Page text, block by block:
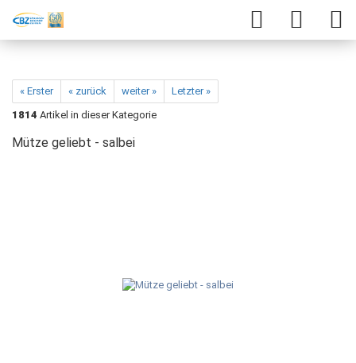
« Erster « zurück weiter »
Letzter »
1814 Artikel in dieser Kategorie
Mütze geliebt - salbei